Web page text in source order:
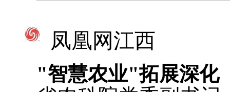
凤凰网江西
"智慧农业"拓展深化